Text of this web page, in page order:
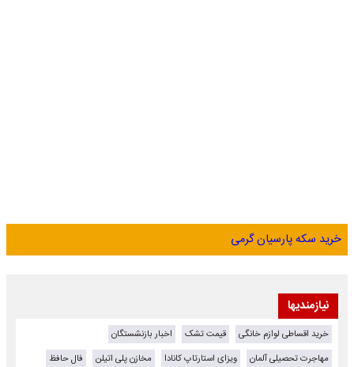
خرید سکه پارسیان گرمی
نیازمندیها
خرید اقساطی لوازم خانگی قیمت تشک
اخبار بازنشستگان
مهاجرت تحصیلی آلمان
ویزای استارتاپ کانادا مخازن پلی اتیلن
فال حافظ